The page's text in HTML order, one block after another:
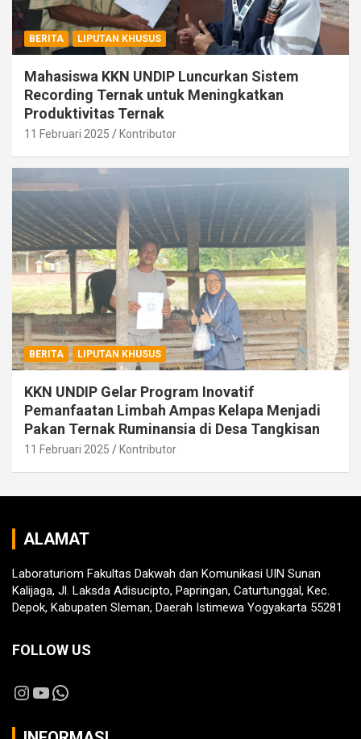
BERITA LIPUTAN KHUSUS
Mahasiswa KKN UNDIP Luncurkan Sistem
Recording Ternak untuk Meningkatkan
Produktivitas Ternak
11 Februari 2025 Kontributor
BERITA LIPUTAN KHUSUS
KKN UNDIP Gelar Program Inovatif
Pemanfaatan Limbah Ampas Kelapa Menjadi
Pakan Ternak Ruminansia di Desa Tangkisan
11 Februari 2025 Kontributor
ALAMAT
Laboraturiom Fakultas Dakwah dan Komunikasi UIN Sunan
Kalijaga, Jl. Laksda Adisucipto, Papringan, Caturtunggal, Kec.
Depok, Kabupaten Sleman, Daerah Istimewa Yogyakarta 55281
FOLLOW US
Instagram
YouTube
WhatsApp